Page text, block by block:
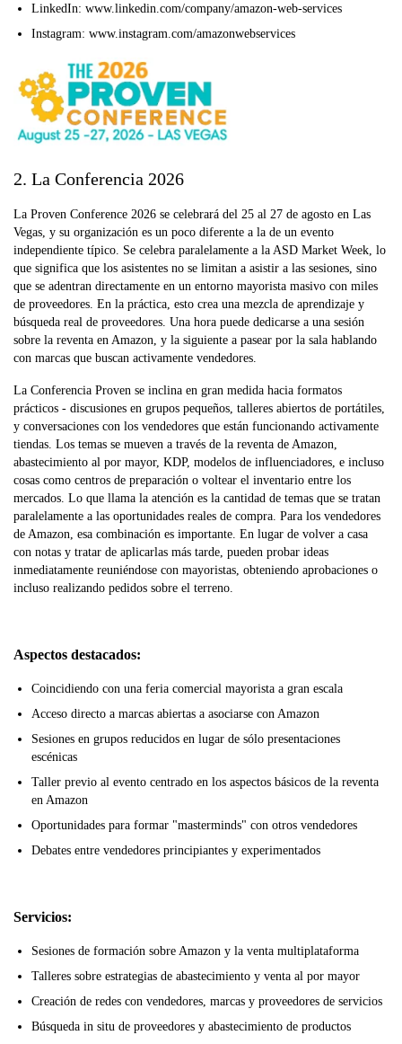
LinkedIn: www.linkedin.com/company/amazon-web-services
Instagram: www.instagram.com/amazonwebservices
2. La Conferencia 2026
La Proven Conference 2026 se celebrará del 25 al 27 de agosto en Las
Vegas, y su organización es un poco diferente a la de un evento
independiente típico. Se celebra paralelamente a la ASD Market Week, lo
que significa que los asistentes no se limitan a asistir a las sesiones, sino
que se adentran directamente en un entorno mayorista masivo con miles
de proveedores. En la práctica, esto crea una mezcla de aprendizaje y
búsqueda real de proveedores. Una hora puede dedicarse a una sesión
sobre la reventa en Amazon, y la siguiente a pasear por la sala hablando
con marcas que buscan activamente vendedores.
La Conferencia Proven se inclina en gran medida hacia formatos
prácticos - discusiones en grupos pequeños, talleres abiertos de portátiles,
y conversaciones con los vendedores que están funcionando activamente
tiendas. Los temas se mueven a través de la reventa de Amazon,
abastecimiento al por mayor, KDP, modelos de influenciadores, e incluso
cosas como centros de preparación o voltear el inventario entre los
mercados. Lo que llama la atención es la cantidad de temas que se tratan
paralelamente a las oportunidades reales de compra. Para los vendedores
de Amazon, esa combinación es importante. En lugar de volver a casa
con notas y tratar de aplicarlas más tarde, pueden probar ideas
inmediatamente reuniéndose con mayoristas, obteniendo aprobaciones o
incluso realizando pedidos sobre el terreno.
Aspectos destacados:
Coincidiendo con una feria comercial mayorista a gran escala
Acceso directo a marcas abiertas a asociarse con Amazon
Sesiones en grupos reducidos en lugar de sólo presentaciones
escénicas
Taller previo al evento centrado en los aspectos básicos de la reventa
en Amazon
Oportunidades para formar "masterminds" con otros vendedores
Debates entre vendedores principiantes y experimentados
Servicios:
Sesiones de formación sobre Amazon y la venta multiplataforma
Talleres sobre estrategias de abastecimiento y venta al por mayor
Creación de redes con vendedores, marcas y proveedores de servicios
Búsqueda in situ de proveedores y abastecimiento de productos